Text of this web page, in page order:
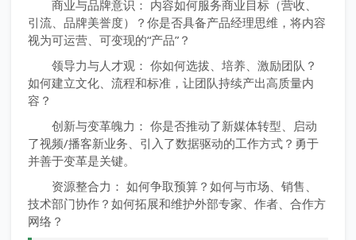
商业与品牌意识： 内容如何服务商业目标（营收、
引流、品牌美誉度）？你是否具备产品经理思维，将内容
视为可运营、可变现的“产品”？
领导力与人才观： 你如何选拔、培养、激励团队？
如何建立文化、流程和标准，让团队持续产出高质量内
容？
创新与变革魄力： 你是否推动了新媒体转型、启动
了视频/播客新业务、引入了数据驱动的工作方式？勇于
并善于变革是关键。
资源整合力： 如何争取预算？如何与市场、销售、
技术部门协作？如何拓展和维护外部专家、作者、合作方
网络？